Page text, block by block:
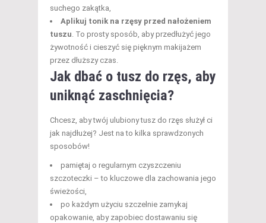
suchego zakątka,
Aplikuj tonik na rzęsy przed nałożeniem
tuszu . To prosty sposób, aby przedłużyć jego
żywotność i cieszyć się pięknym makijażem
przez dłuższy czas.
Jak dbać o tusz do rzęs, aby
uniknąć zaschnięcia?
Chcesz, aby twój ulubiony tusz do rzęs służył ci
jak najdłużej? Jest na to kilka sprawdzonych
sposobów!
pamiętaj o regularnym czyszczeniu
szczoteczki – to kluczowe dla zachowania jego
świeżości,
po każdym użyciu szczelnie zamykaj
opakowanie, aby zapobiec dostawaniu się